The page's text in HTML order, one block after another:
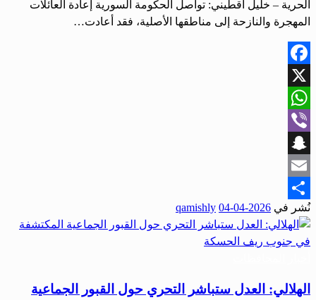
الحرية – خليل أقطيني: تواصل الحكومة السورية إعادة العائلات
المهجرة والنازحة إلى مناطقها الأصلية، فقد أعادت…
Facebook
X
WhatsApp
Viber
Snapchat
Email
Share
نُشر في 2026-04-04
qamishly
الهلالي: العدل ستباشر التحري حول القبور الجماعية